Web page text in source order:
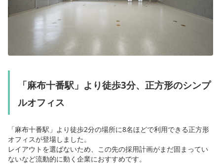
「麻布十番駅」より徒歩3分、正方形のシンプ
ルオフィス
「麻布十番駅」より徒歩2分の場所に8名ほどで利用できる正方形
オフィスが登場しました。
レイアウトを選ばないため、この先の採用計画がまだ固まってい
ないなど流動的に動く企業におすすめです。